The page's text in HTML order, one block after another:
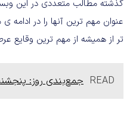
گذشته مطالب متعددی در این
عنوان مهم ترین آنها را در
تر از همیشه از مهم ترین وقایع
READ جمع‌بندی روز: پنجشنبه، ۱۹